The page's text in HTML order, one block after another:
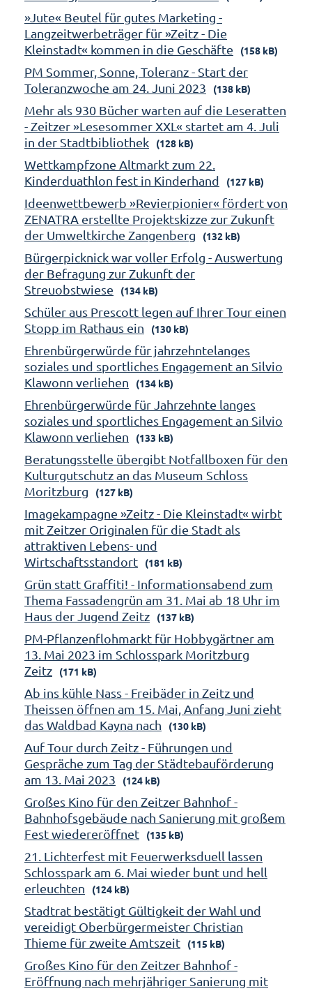
»Jute« Beutel für gutes Marketing -
Langzeitwerbeträger für »Zeitz - Die
Kleinstadt« kommen in die Geschäfte
(158 kB)
PM Sommer, Sonne, Toleranz - Start der
Toleranzwoche am 24. Juni 2023
(138 kB)
Mehr als 930 Bücher warten auf die Leseratten
- Zeitzer »Lesesommer XXL« startet am 4. Juli
in der Stadtbibliothek
(128 kB)
Wettkampfzone Altmarkt zum 22.
Kinderduathlon fest in Kinderhand
(127 kB)
Ideenwettbewerb »Revierpionier« fördert von
ZENATRA erstellte Projektskizze zur Zukunft
der Umweltkirche Zangenberg
(132 kB)
Bürgerpicknick war voller Erfolg - Auswertung
der Befragung zur Zukunft der
Streuobstwiese
(134 kB)
Schüler aus Prescott legen auf Ihrer Tour einen
Stopp im Rathaus ein
(130 kB)
Ehrenbürgerwürde für jahrzehntelanges
soziales und sportliches Engagement an Silvio
Klawonn verliehen
(134 kB)
Ehrenbürgerwürde für Jahrzehnte langes
soziales und sportliches Engagement an Silvio
Klawonn verliehen
(133 kB)
Beratungsstelle übergibt Notfallboxen für den
Kulturgutschutz an das Museum Schloss
Moritzburg
(127 kB)
Imagekampagne »Zeitz - Die Kleinstadt« wirbt
mit Zeitzer Originalen für die Stadt als
attraktiven Lebens- und
Wirtschaftsstandort
(181 kB)
Grün statt Graffiti! - Informationsabend zum
Thema Fassadengrün am 31. Mai ab 18 Uhr im
Haus der Jugend Zeitz
(137 kB)
PM-Pflanzenflohmarkt für Hobbygärtner am
13. Mai 2023 im Schlosspark Moritzburg
Zeitz
(171 kB)
Ab ins kühle Nass - Freibäder in Zeitz und
Theissen öffnen am 15. Mai, Anfang Juni zieht
das Waldbad Kayna nach
(130 kB)
Auf Tour durch Zeitz - Führungen und
Gespräche zum Tag der Städtebauförderung
am 13. Mai 2023
(124 kB)
Großes Kino für den Zeitzer Bahnhof -
Bahnhofsgebäude nach Sanierung mit großem
Fest wiedereröffnet
(135 kB)
21. Lichterfest mit Feuerwerksduell lassen
Schlosspark am 6. Mai wieder bunt und hell
erleuchten
(124 kB)
Stadtrat bestätigt Gültigkeit der Wahl und
vereidigt Oberbürgermeister Christian
Thieme für zweite Amtszeit
(115 kB)
Großes Kino für den Zeitzer Bahnhof -
Eröffnung nach mehrjähriger Sanierung mit